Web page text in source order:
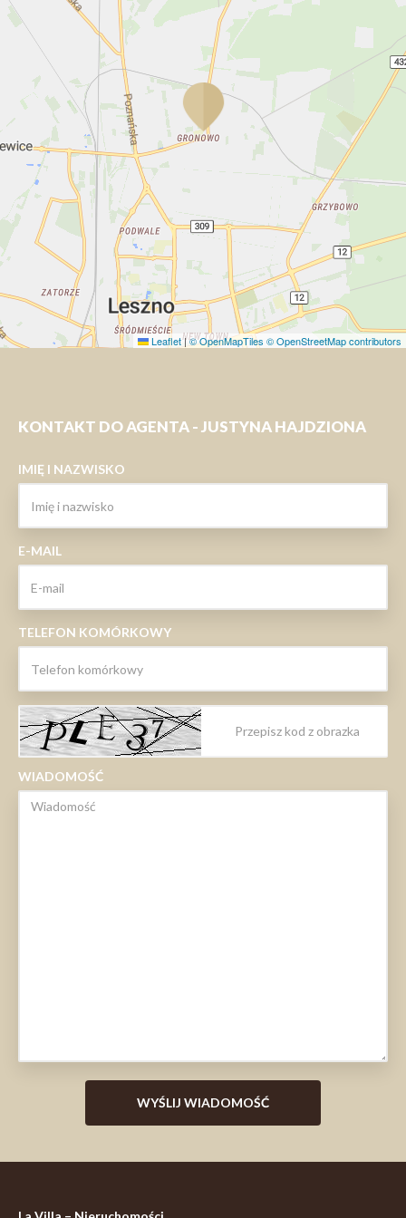
Leaflet |© OpenMapTiles © OpenStreetMap contributors
KONTAKT DO AGENTA - JUSTYNA HAJDZIONA
IMIĘ I NAZWISKO
E-MAIL
TELEFON KOMÓRKOWY
WIADOMOŚĆ